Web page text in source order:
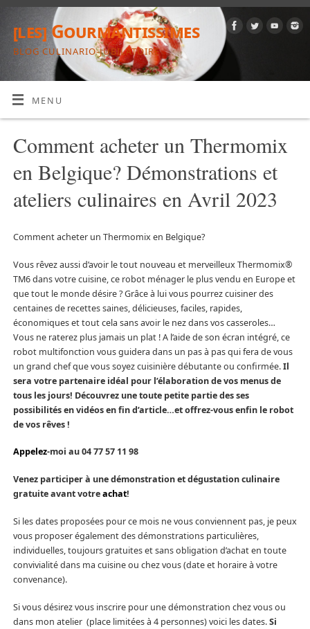
[les] Gourmantissimes
BLOG CULINARIO-JUBILATOIRE
MENU
Comment acheter un Thermomix
en Belgique? Démonstrations et
ateliers culinaires en Avril 2023
Comment acheter un Thermomix en Belgique?
Vous rêvez aussi d’avoir le tout nouveau et merveilleux Thermomix®
TM6 dans votre cuisine, ce robot ménager le plus vendu en Europe et
que tout le monde désire ? Grâce à lui vous pourrez cuisiner des
centaines de recettes saines, délicieuses, faciles, rapides,
économiques et tout cela sans avoir le nez dans vos casseroles…
Vous ne raterez plus jamais un plat ! A l’aide de son écran intégré, ce
robot multifonction vous guidera dans un pas à pas qui fera de vous
un grand chef que vous soyez cuisinière débutante ou confirmée.Il
sera votre partenaire idéal pour l’élaboration de vos menus de
tous les jours! Découvrez une toute petite partie des ses
possibilités en vidéos en fin d’article…et offrez-vous enfin le robot
de vos rêves !
Appelez-moi au 04 77 57 11 98
Venez participer à une démonstration et dégustation culinaire
gratuite avant votreachat!
Si les dates proposées pour ce mois ne vous conviennent pas, je peux
vous proposer également des démonstrations particulières,
individuelles, toujours gratuites et sans obligation d’achat en toute
convivialité dans ma cuisine ou chez vous (date et horaire à votre
convenance).
Si vous désirez vous inscrire pour une démonstration chez vous ou
dans mon atelier (place limitées à 4 personnes) voici les dates.Si